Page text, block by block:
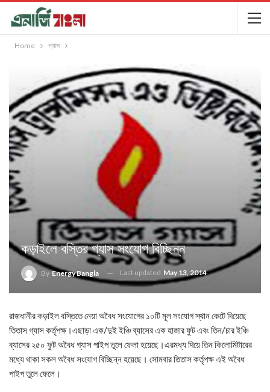
Home গ্যাস
কড়াইলে বস্তির গ্যাস সংযোগ বিচ্ছিন্ন
ByEnergy Bangla Last updated May 13, 2014
রাজধানীর কড়াইল বস্তিতে নেয়া অবৈধ সংযোগের ১০টি মূল সংযোগ স্থান কেটে দিয়েছে
তিতাস গ্যাস কর্তৃপক্ষ।এছাড়া এক/দুই ইঞ্চি ব্যাসের এক হাজার ফুট এবং তিন/চার ইঞ্চি
ব্যাসের ২৫০ ফুট অবৈধ গ্যাস পাইপ তুলে ফেলা হয়েছে।এরমধ্য দিয়ে তিন কিলোমিটারের
মধ্যে থাকা সকল অবৈধ সংযোগ বিচ্ছিন্ন হয়েছে। সোমবার তিতাস কর্তৃপক্ষ এই অবৈধ
পাইপ তুলে ফেলে।